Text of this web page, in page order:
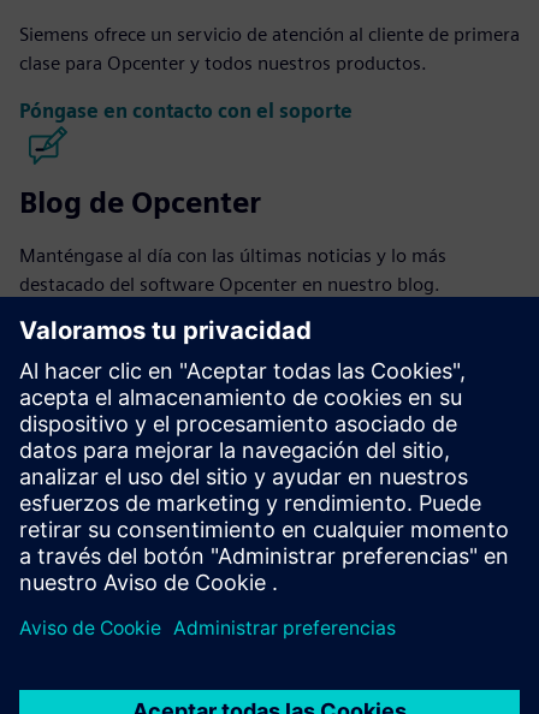
Siemens ofrece un servicio de atención al cliente de primera
clase para Opcenter y todos nuestros productos.
Póngase en contacto con el soporte
Blog de Opcenter
Manténgase al día con las últimas noticias y lo más
destacado del software Opcenter en nuestro blog.
Visite el blog
Comunidad Opcenter
Únase a la conversación u obtenga respuestas a todas sus
preguntas sobre el software Opcenter.
Visite la comunidad